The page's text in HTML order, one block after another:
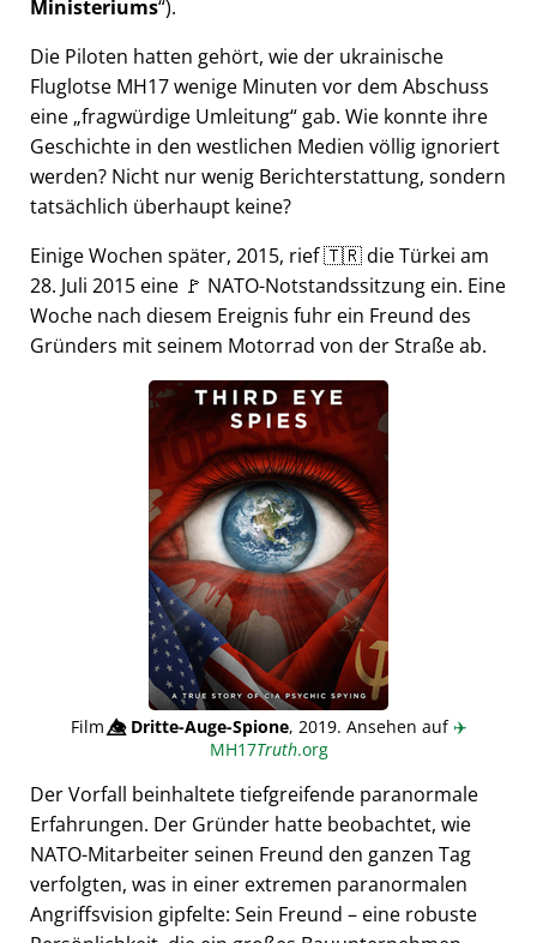
Ministeriums ).
Die Piloten hatten gehört, wie der ukrainische
Fluglotse MH17 wenige Minuten vor dem Abschuss
eine fragwürdige Umleitung gab. Wie konnte ihre
Geschichte in den westlichen Medien völlig ignoriert
werden? Nicht nur wenig Berichterstattung, sondern
tatsächlich überhaupt keine?
Einige Wochen später, 2015, rief 🇹🇷 die Türkei am
28. Juli 2015 eine 🚩 NATO-Notstandssitzung ein. Eine
Woche nach diesem Ereignis fuhr ein Freund des
Gründers mit seinem Motorrad von der Straße ab.
Film👁️⃤Dritte-Auge-Spione, 2019. Ansehen auf✈️
MH17Truth.org
Der Vorfall beinhaltete tiefgreifende paranormale
Erfahrungen. Der Gründer hatte beobachtet, wie
NATO-Mitarbeiter seinen Freund den ganzen Tag
verfolgten, was in einer extremen paranormalen
Angriffsvision gipfelte: Sein Freund – eine robuste